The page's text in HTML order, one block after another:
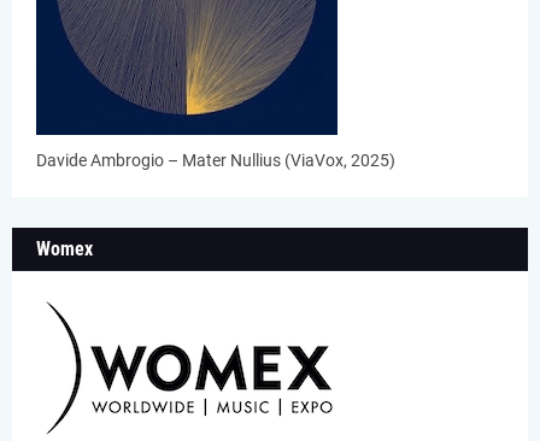
Davide Ambrogio – Mater Nullius (ViaVox, 2025)
Womex